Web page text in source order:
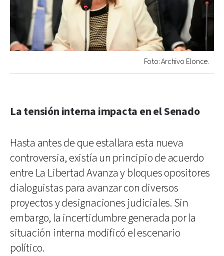
Foto: Archivo Elonce.
La tensión interna impacta en el Senado
Hasta antes de que estallara esta nueva
controversia, existía un principio de acuerdo
entre La Libertad Avanza y bloques opositores
dialoguistas para avanzar con diversos
proyectos y designaciones judiciales. Sin
embargo, la incertidumbre generada por la
situación interna modificó el escenario
político.